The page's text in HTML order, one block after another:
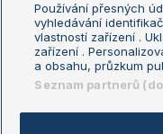
Podmínky užití
GDPR a žurnalistika
Kontakt
Používání přesných
vyhledávání
vlastností zařízení .
zařízení .
a obsahu, průzkum
Seznam partnerů